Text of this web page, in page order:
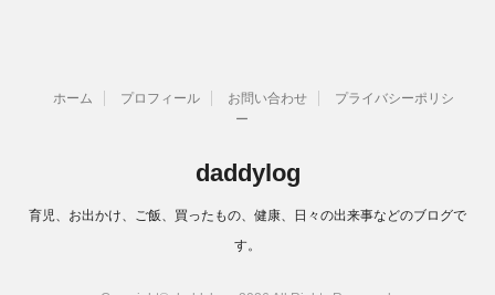
ホーム プロフィール お問い合わせ
プライバシーポリシ
ー
daddylog
育児、お出かけ、ご飯、買ったもの、健康、日々の出来事などのブログで
す。